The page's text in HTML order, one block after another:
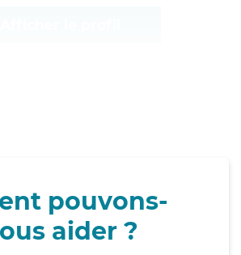
pouvons-
aider ?